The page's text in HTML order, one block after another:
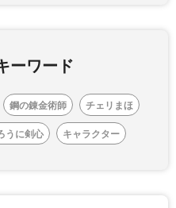
ーワード
鋼の錬金術師
チェリまほ
うに剣心 キャラクター